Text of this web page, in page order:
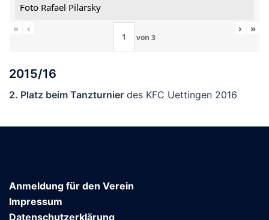
Foto Rafael Pilarsky
«
‹
von 3
› »
2015/16
2. Platz beim Tanzturnier des KFC Uettingen 2016
Anmeldung für den Verein
Impressum
Datenschutzerklärung